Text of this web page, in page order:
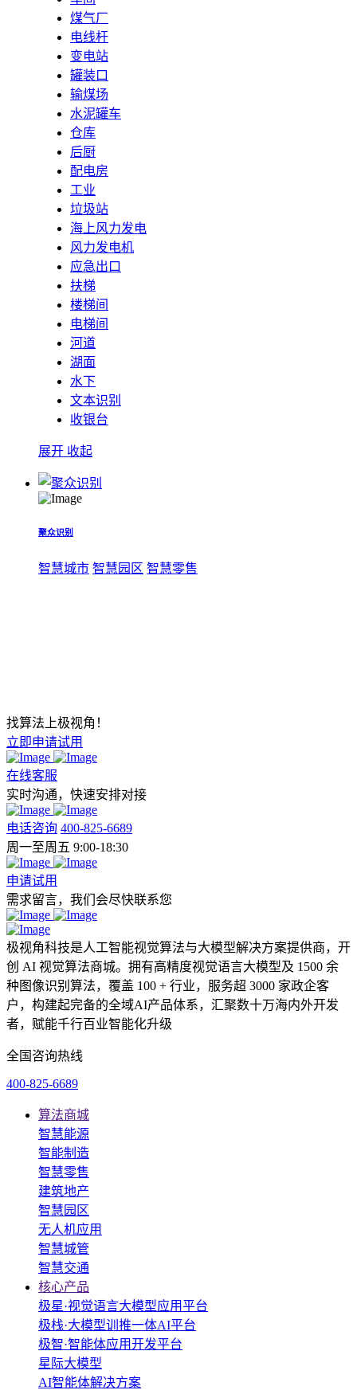
煤气厂
电线杆
变电站
罐装口
输煤场
水泥罐车
仓库
后厨
配电房
工业
垃圾站
海上风力发电
风力发电机
应急出口
扶梯
楼梯间
电梯间
河道
湖面
水下
文本识别
收银台
展开 收起
聚众识别
智慧城市 智慧园区 智慧零售
找算法上极视角！
立即申请试用
在线客服
实时沟通，快速安排对接
电话咨询 400-825-6689
周一至周五 9:00-18:30
申请试用
需求留言，我们会尽快联系您
极视角科技是人工智能视觉算法与大模型解决方案提供商，开
创 AI 视觉算法商城。拥有高精度视觉语言大模型及 1500 余
种图像识别算法，覆盖 100 + 行业，服务超 3000 家政企客
户，构建起完备的全域AI产品体系，汇聚数十万海内外开发
者，赋能千行百业智能化升级
全国咨询热线
400-825-6689
算法商城
智慧能源
智能制造
智慧零售
建筑地产
智慧园区
无人机应用
智慧城管
智慧交通
核心产品
极星·视觉语言大模型应用平台
极栈·大模型训推一体AI平台
极智·智能体应用开发平台
星际大模型
AI智能体解决方案